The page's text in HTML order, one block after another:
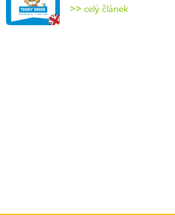
>> celý článek